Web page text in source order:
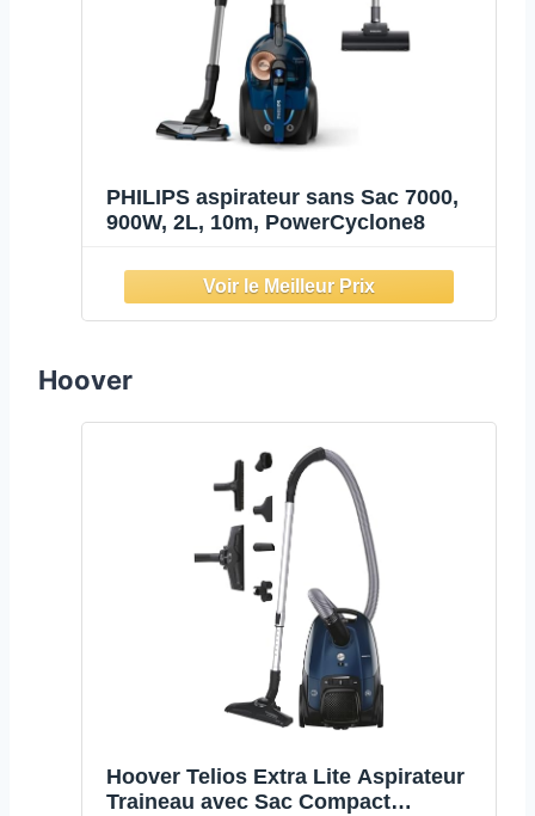
PHILIPS aspirateur sans Sac 7000,
900W, 2L, 10m, PowerCyclone8
Hoover
Hoover Telios Extra Lite Aspirateur
Traineau avec Sac Compact